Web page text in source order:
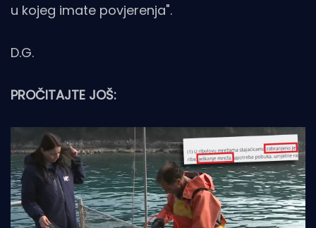
u kojeg imate povjerenja".
D.G.
PROČITAJTE JOŠ: